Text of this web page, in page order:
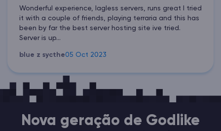
Wonderful experience, lagless servers, runs great I tried
it with a couple of friends, playing terraria and this has
been by far the best server hosting site ive tried.
Server is up...
blue z sycthe05 Oct 2023
Nova geração de Godlike